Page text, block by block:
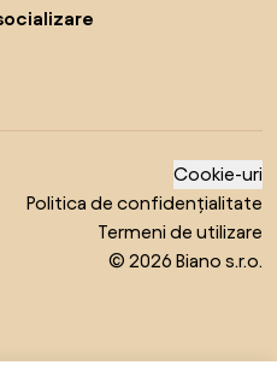
Cookie-uri
Politica de confidențialitate
Termeni de utilizare
© 2026 Biano s.r.o.